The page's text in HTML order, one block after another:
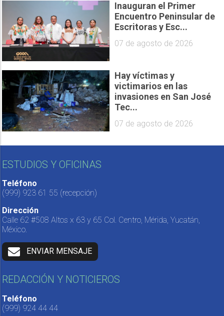
Inauguran el Primer
Encuentro Peninsular de
Escritoras y Esc...
07 de agosto de 2026
Hay víctimas y
victimarios en las
invasiones en San José
Tec...
07 de agosto de 2026
ESTUDIOS Y OFICINAS
Teléfono
(999) 923 61 55 (recepción)
Dirección
Calle 62 #508 Altos x 63 y 65 Col. Centro, Mérida, Yucatán,
México.
ENVIAR MENSAJE
REDACCIÓN Y NOTICIEROS
Teléfono
(999) 924 44 44